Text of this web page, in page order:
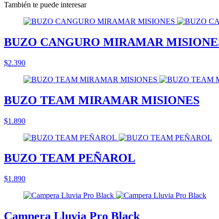
También te puede interesar
BUZO CANGURO MIRAMAR
$2.390
BUZO TEAM MIRAMAR MISIONES
$1.890
BUZO TEAM PEÑAROL
$1.890
Campera Lluvia Pro Black